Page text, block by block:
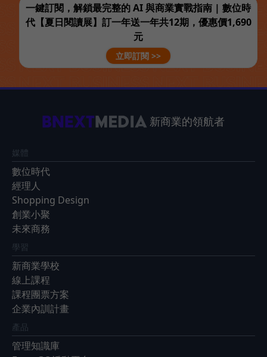
一鍵訂閱，解鎖最完整的 AI 與商業實戰指南 | 數位時
代【夏日閱讀展】訂一年送一年共12期，優惠價1,690
元
立即訂閱 >>
新商業的領航者
媒體
數位時代
經理人
Shopping Design
創業小聚
未來商務
學習
新商業學校
線上課程
課程團票方案
企業內訓計畫
產品
管理知識庫